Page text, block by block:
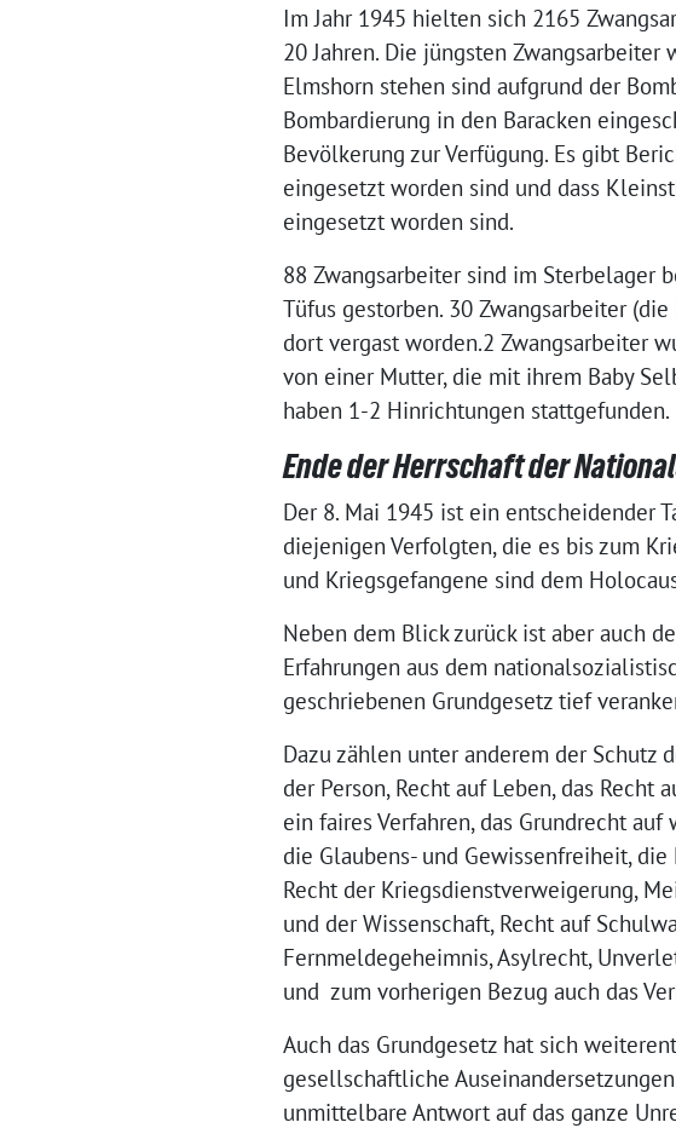
Im Jahr 1945 hielten sich 2165
20 Jahren. Die jüngsten
Elmshorn stehen sind aufgrund der
Bombardierung in den Baracken
Bevölkerung zur Verfügung. Es gibt
eingesetzt worden sind und dass
eingesetzt worden sind.
88 Zwangsarbeiter sind im Sterbelager
Tüfus gestorben. 30 Zwangsarbeiter
dort vergast worden.2 Zwangsarbeiter
von einer Mutter, die mit ihrem Baby
haben 1-2 Hinrichtungen stattgefunden.
Ende der Herrschaft der
Der 8. Mai 1945 ist ein entscheidender
diejenigen Verfolgten, die es bis zum
und Kriegsgefangene sind dem
Neben dem Blick zurück ist aber auch
Erfahrungen aus dem
geschriebenen Grundgesetz tief
Dazu zählen unter anderem der
der Person, Recht auf Leben, das
ein faires Verfahren, das Grundrecht
die Glaubens- und Gewissenfreiheit,
Recht der Kriegsdienstverweigerung,
und der Wissenschaft, Recht auf
Fernmeldegeheimnis, Asylrecht,
und zum vorherigen Bezug auch das
Auch das Grundgesetz hat sich
gesellschaftliche
unmittelbare Antwort auf das ganze